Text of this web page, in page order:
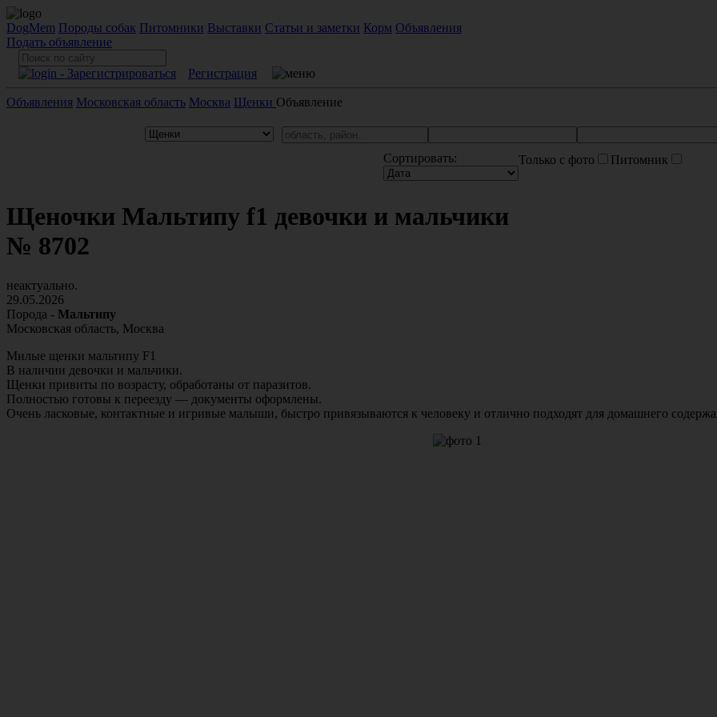
DogMem Породы собак Питомники Выставки Статьи и заметки Корм Объявления
Подать объявление
Регистрация
Объявления Московская область Москва Щенки Объявление
Сортировать: Только с фото Питомник
Щеночки Мальтипу f1 девочки и мальчики
№ 8702
неактуально.
29.05.2026
Порода - Мальтипу
Московская область, Москва
Милые щенки мальтипу F1
В наличии девочки и мальчики.
Щенки привиты по возрасту, обработаны от паразитов.
Полностью готовы к переезду — документы оформлены.
Очень ласковые, контактные и игривые малыши, быстро привязываются к человеку и отлично подходят для домашнего